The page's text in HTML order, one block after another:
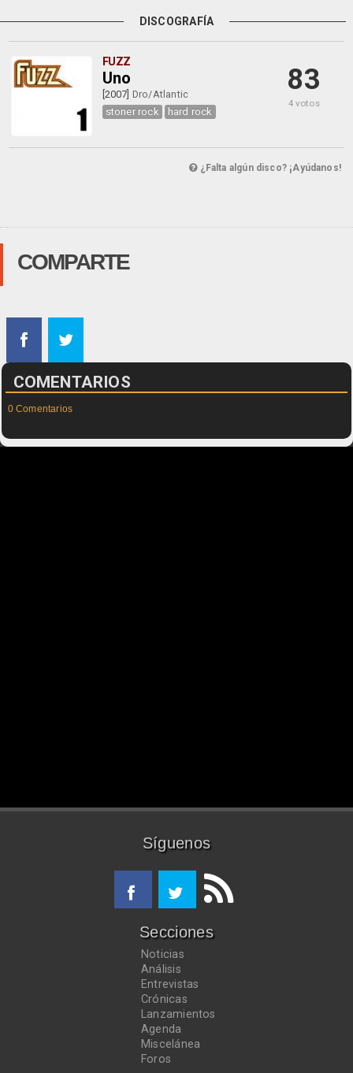
DISCOGRAFÍA
FUZZ
Uno
[2007] Dro/Atlantic
stoner rock
hard rock
83
4 votos
¿Falta algún disco? ¡Ayúdanos!
COMPARTE
COMENTARIOS
0 Comentarios
Síguenos
Secciones
Noticias
Análisis
Entrevistas
Crónicas
Lanzamientos
Agenda
Miscelánea
Foros